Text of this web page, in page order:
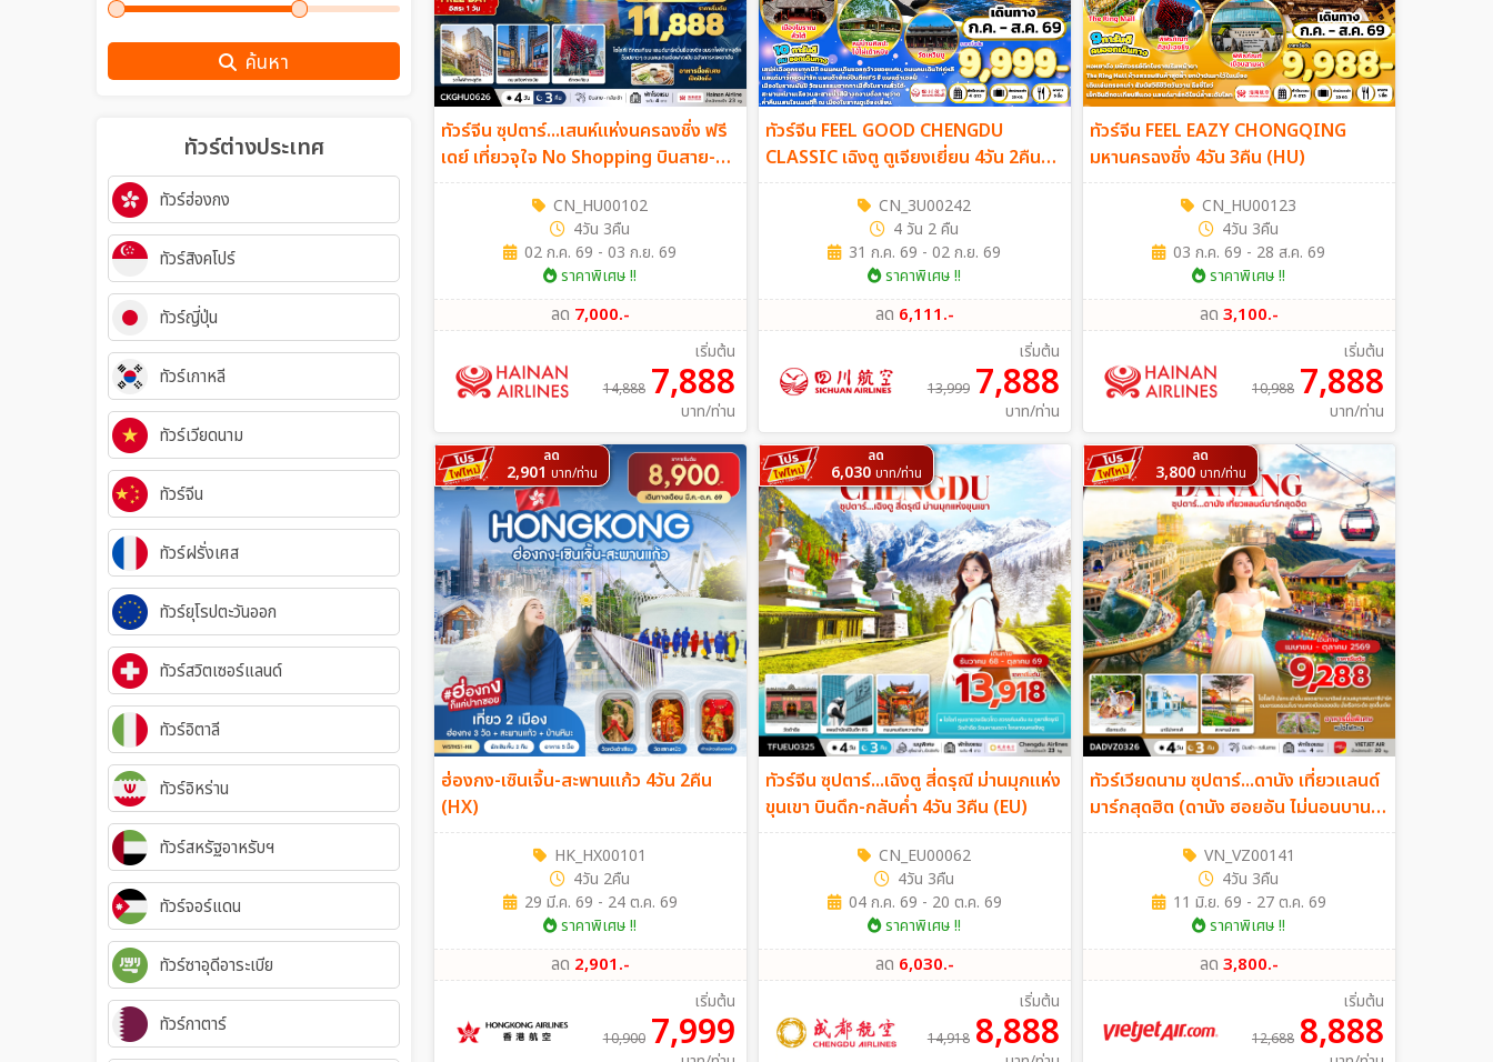
ค้นหา
ทัวร์ต่างประเทศ
ทัวร์ฮ่องกง
ทัวร์สิงคโปร์
ทัวร์ญี่ปุ่น
ทัวร์เกาหลี
ทัวร์เวียดนาม
ทัวร์จีน
ทัวร์ฝรั่งเศส
ทัวร์ยุโรปตะวันออก
ทัวร์สวิตเซอร์แลนด์
ทัวร์อิตาลี
ทัวร์อิหร่าน
ทัวร์สหรัฐอาหรับฯ
ทัวร์จอร์แดน
ทัวร์ซาอุดีอาระเบีย
ทัวร์กาตาร์
ทัวร์จีน ซุปตาร์...เสนห์แห่งนครฉงชิ่ง ฟรี
เดย์ เที่ยวจุใจ No Shopping บินสาย-
กลับเช้า 4วัน 3คืน (HU)
CN_HU00102
4วัน 3คืน
02 ก.ค. 69 - 03 ก.ย. 69
ราคาพิเศษ !!
ลด 7,000.-
เริ่มต้น
14,888 7,888
บาท/ท่าน
ทัวร์จีน FEEL GOOD CHENGDU
CLASSIC เฉิงตู ตูเจียงเยี่ยน 4วัน 2คืน
(3U)
CN_3U00242
4 วัน 2 คืน
31 ก.ค. 69 - 02 ก.ย. 69
ราคาพิเศษ !!
ลด 6,111.-
เริ่มต้น
13,999 7,888
บาท/ท่าน
ทัวร์จีน FEEL EAZY CHONGQING
มหานครฉงชิ่ง 4วัน 3คืน (HU)
CN_HU00123
4วัน 3คืน
03 ก.ค. 69 - 28 ส.ค. 69
ราคาพิเศษ !!
ลด 3,100.-
เริ่มต้น
10,988 7,888
บาท/ท่าน
ลด
2,901 บาท/ท่าน
ฮ่องกง-เซินเจิ้น-สะพานแก้ว 4วัน 2คืน
(HX)
HK_HX00101
4วัน 2คืน
29 มี.ค. 69 - 24 ต.ค. 69
ราคาพิเศษ !!
ลด 2,901.-
เริ่มต้น
10,900 7,999
ลด
6,030 บาท/ท่าน
ทัวร์จีน ซุปตาร์...เฉิงตู สี่ดรุณี ม่านมุกแห่ง
ขุนเขา บินดึก-กลับค่ำ 4วัน 3คืน (EU)
CN_EU00062
4วัน 3คืน
04 ก.ค. 69 - 20 ต.ค. 69
ราคาพิเศษ !!
ลด 6,030.-
เริ่มต้น
14,918 8,888
ลด
3,800 บาท/ท่าน
ทัวร์เวียดนาม ซุปตาร์...ดานัง เที่ยวแลนด์
มาร์กสุดฮิต (ดานัง ฮอยอัน ไม่นอนบานา
ฮิลล์) 4วัน 3คืน (VZ)
VN_VZ00141
4วัน 3คืน
11 มิ.ย. 69 - 27 ต.ค. 69
ราคาพิเศษ !!
ลด 3,800.-
เริ่มต้น
12,688 8,888